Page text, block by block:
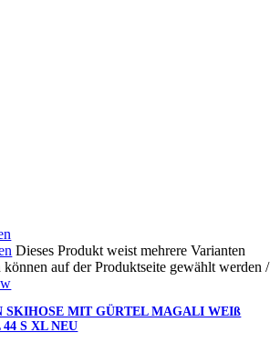
Dieses Produkt weist mehrere Varianten
auf der Produktseite gewählt werden/
SKIHOSE MIT GÜRTEL MAGALI WEIß
S XL NEU